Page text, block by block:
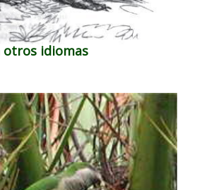
otros idiomas